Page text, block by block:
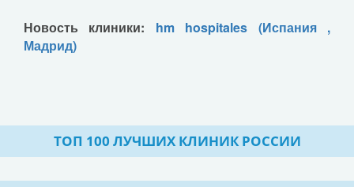
Новость клиники: hm hospitales (Испания ,
Мадрид)
ТОП 100 ЛУЧШИХ КЛИНИК РОССИИ